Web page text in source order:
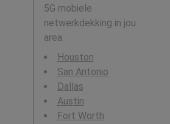
5G mobiele
netwerkdekking in jou
area:
Houston
San Antonio
Dallas
Austin
Fort Worth